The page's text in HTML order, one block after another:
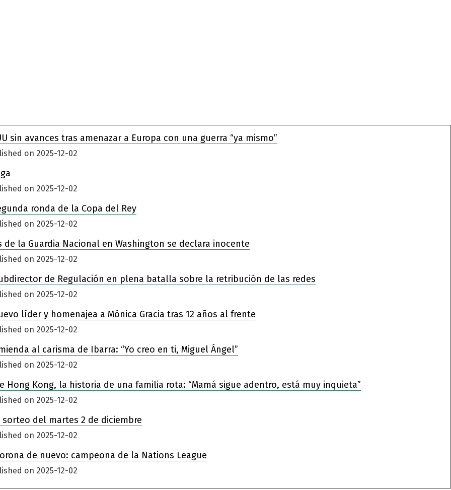
sin avances tras amenazar a Europa con una guerra “ya mismo”
on 2025-12-02
on 2025-12-02
ronda de la Copa del Rey
on 2025-12-02
la Guardia Nacional en Washington se declara inocente
on 2025-12-02
de Regulación en plena batalla sobre la retribución de las redes
on 2025-12-02
líder y homenajea a Mónica Gracia tras 12 años al frente
on 2025-12-02
al carisma de Ibarra: “Yo creo en ti, Miguel Ángel”
on 2025-12-02
Kong, la historia de una familia rota: “Mamá sigue adentro, está muy inquieta”
on 2025-12-02
del martes 2 de diciembre
on 2025-12-02
de nuevo: campeona de la Nations League
on 2025-12-02